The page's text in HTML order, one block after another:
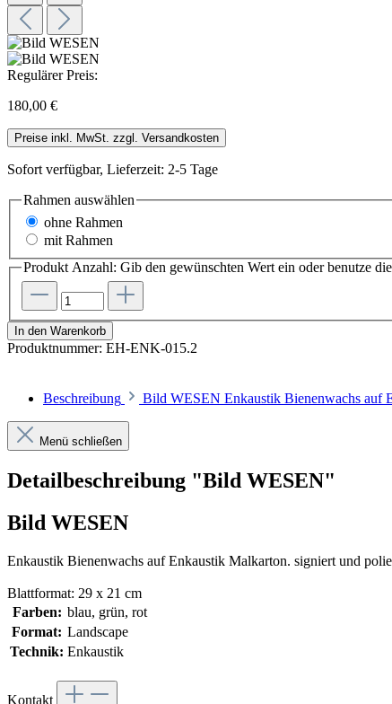
Regulärer Preis:
180,00 €
Preise inkl. MwSt. zzgl. Versandkosten
Sofort verfügbar, Lieferzeit: 2-5 Tage
Rahmen auswählen
ohne Rahmen
mit Rahmen
Produkt Anzahl: Gib den gewünschten Wert ein oder benutze
In den Warenkorb
Produktnummer: EH-ENK-015.2
Beschreibung Bild WESEN Enkaustik Bienenwachs auf
Menü schließen
Detailbeschreibung "Bild WESEN"
Bild WESEN
Enkaustik Bienenwachs auf Enkaustik Malkarton. signiert und
Blattformat: 29 x 21 cm
Farben: blau, grün, rot
Format: Landscape
Technik: Enkaustik
Kontakt